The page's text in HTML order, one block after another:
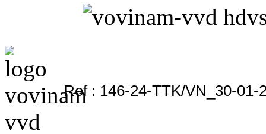
Ref : 146-24-TTK/VN_30-01-